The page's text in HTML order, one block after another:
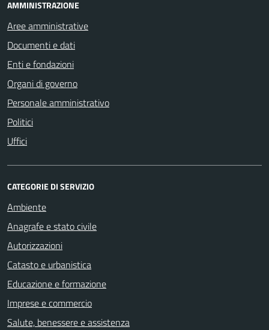
AMMINISTRAZIONE
Aree amministrative
Documenti e dati
Enti e fondazioni
Organi di governo
Personale amministrativo
Politici
Uffici
CATEGORIE DI SERVIZIO
Ambiente
Anagrafe e stato civile
Autorizzazioni
Catasto e urbanistica
Educazione e formazione
Imprese e commercio
Salute, benessere e assistenza